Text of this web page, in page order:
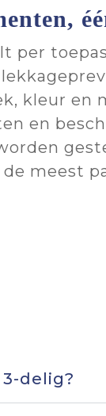
per
kleur en
en
meest
delig?